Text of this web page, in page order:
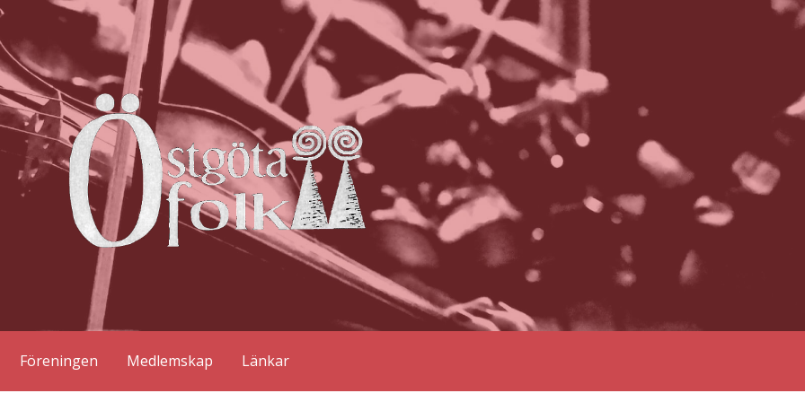
Östgötafolk
Föreningen Medlemskap Länkar